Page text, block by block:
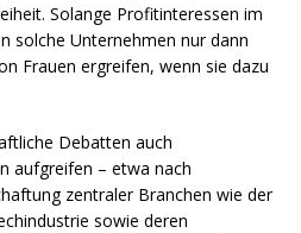
Solange Profitinteressen im
solche Unternehmen nur dann
Frauen ergreifen, wenn sie dazu
Debatten auch
aufgreifen – etwa nach
zentraler Branchen wie der
sowie deren